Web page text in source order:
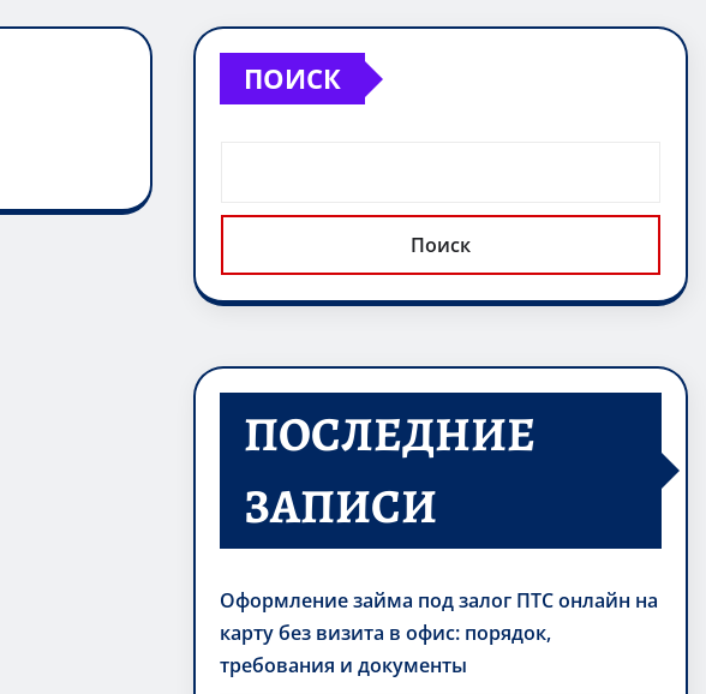
ПОИСК
Поиск
ПОСЛЕДНИЕ
ЗАПИСИ
Оформление займа под залог ПТС онлайн на
карту без визита в офис: порядок,
требования и документы